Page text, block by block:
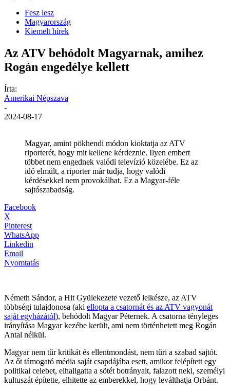
Fesz lesz
Magyarország
Kiemelt hírek
Az ATV behódolt Magyarnak, amihez
Rogán engedélye kellett
Írta:
Amerikai Népszava
-
2024-08-17
Magyar, amint pökhendi módon kioktatja az ATV
riporterét, hogy mit kellene kérdeznie. Ilyen embert
többet nem engednek valódi televízió közelébe. Ez az
idő elmúlt, a riporter már tudja, hogy valódi
kérdésekkel nem provokálhat. Ez a Magyar-féle
sajtószabadság.
Facebook
X
Pinterest
WhatsApp
Linkedin
Email
Nyomtatás
Németh Sándor, a Hit Gyülekezete vezető lelkésze, az ATV
többségi tulajdonosa (aki ellopta a csatornát és az ATV vagyonát
saját egyházától), behódolt Magyar Péternek. A csatorna tényleges
irányítása Magyar kezébe került, ami nem történhetett meg Rogán
Antal nélkül.
Magyar nem tűr kritikát és ellentmondást, nem tűri a szabad sajtót.
Az őt támogató média saját csapdájába esett, amikor felépített egy
politikai celebet, elhallgatta a sötét botrányait, falazott neki, személyi
kultuszát építette, elhitette az emberekkel, hogy leválthatja Orbánt.